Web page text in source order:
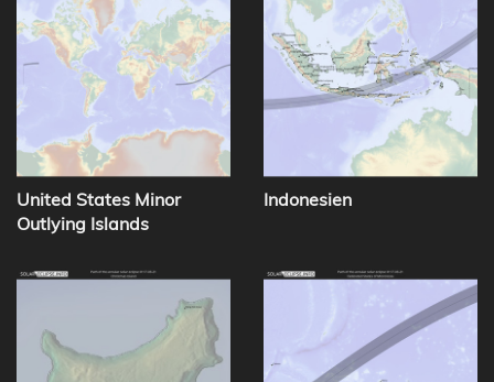
United States Minor
Outlying Islands
Indonesien